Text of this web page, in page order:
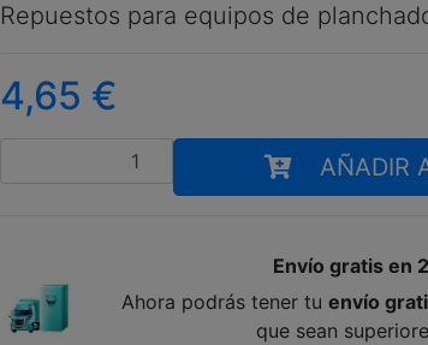
Repuestos para equipos de
4,65 €
AÑADIR
Envío gratis en
Ahora podrás tener tu envío
que sean